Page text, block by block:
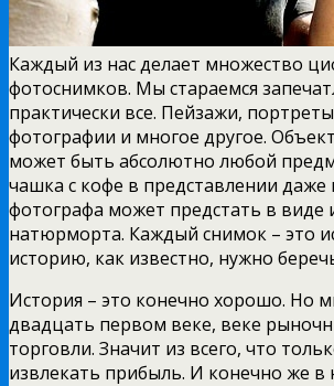
Каждый из нас делает множество
фотоснимков. Мы стараемся
практически все. Пейзажи,
фотографии и многое другое.
может быть абсолютно любой
чашка с кофе в представлении
фотографа может предстать в виде
натюрморта. Каждый снимок – это
историю, как известно, нужно
История – это конечно хорошо. Но
двадцать первом веке, веке
торговли. Значит из всего, что
извлекать прибыль. И конечно же